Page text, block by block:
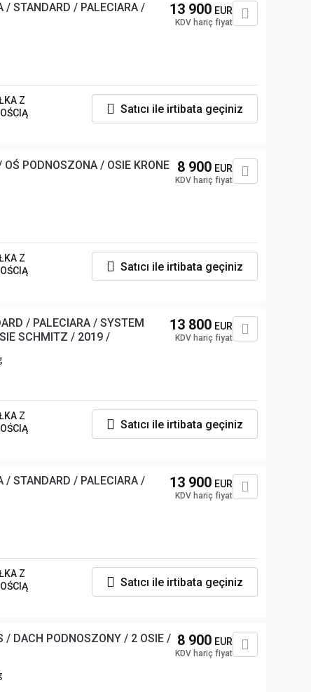
/ STANDARD / PALECIARA /
13 900 EUR
KDV hariç fiyat
Z
Satıcı ile irtibata geçiniz
PODNOSZONA / OSIE KRONE
8 900 EUR
KDV hariç fiyat
Z
Satıcı ile irtibata geçiniz
/ PALECIARA / SYSTEM
SCHMITZ / 2019 /
13 800 EUR
KDV hariç fiyat
Z
Satıcı ile irtibata geçiniz
/ STANDARD / PALECIARA /
13 900 EUR
KDV hariç fiyat
Z
Satıcı ile irtibata geçiniz
/ DACH PODNOSZONY / 2 OSIE / 8 900 EUR
KDV hariç fiyat